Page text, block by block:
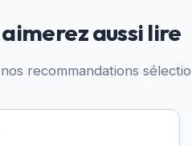
aimerez aussi lire
recommandations